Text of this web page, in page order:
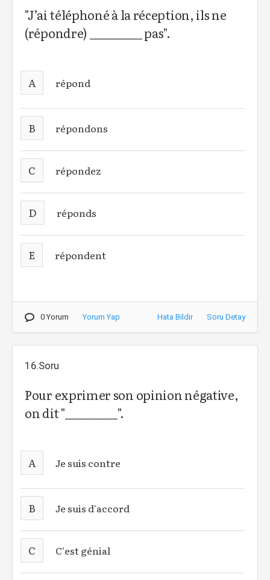
"J’ai téléphoné à la réception, ils ne
(répondre) __________ pas".
A répond
B répondons
C répondez
D réponds
E répondent
0 Yorum Yorum Yap Hata Bildir Soru Detay
16.Soru
Pour exprimer son opinion négative,
on dit "__________".
A Je suis contre
B Je suis d'accord
C C'est génial